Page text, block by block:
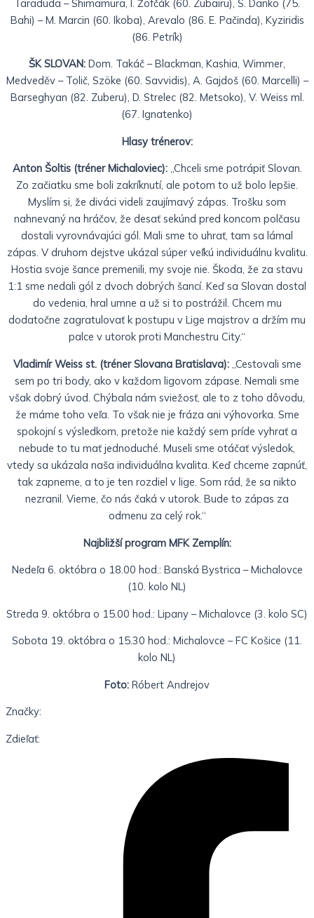
Taraduda – Shimamura, I. Žofčák (60. Zubairu), S. Danko (75.
Bahi) – M. Marcin (60. Ikoba), Arevalo (86. E. Pačinda), Kyziridis
(86. Petrík)
ŠK SLOVAN: Dom. Takáč – Blackman, Kashia, Wimmer,
Medveděv – Tolič, Szöke (60. Savvidis), A. Gajdoš (60. Marcelli) –
Barseghyan (82. Zuberu), D. Strelec (82. Metsoko), V. Weiss ml.
(67. Ignatenko)
Hlasy trénerov:
Anton Šoltis (tréner Michaloviec):„Chceli sme potrápiť Slovan.
Zo začiatku sme boli zakríknutí, ale potom to už bolo lepšie.
Myslím si, že diváci videli zaujímavý zápas. Trošku som
nahnevaný na hráčov, že desať sekúnd pred koncom polčasu
dostali vyrovnávajúci gól. Mali sme to uhrať, tam sa lámal
zápas. V druhom dejstve ukázal súper veľkú individuálnu kvalitu.
Hostia svoje šance premenili, my svoje nie. Škoda, že za stavu
1:1 sme nedali gól z dvoch dobrých šancí. Keď sa Slovan dostal
do vedenia, hral umne a už si to postrážil. Chcem mu
dodatočne zagratulovať k postupu v Lige majstrov a držím mu
palce v utorok proti Manchestru City.“
Vladimír Weiss st. (tréner Slovana Bratislava):„Cestovali sme
sem po tri body, ako v každom ligovom zápase. Nemali sme
však dobrý úvod. Chýbala nám sviežosť, ale to z toho dôvodu,
že máme toho veľa. To však nie je fráza ani výhovorka. Sme
spokojní s výsledkom, pretože nie každý sem príde vyhrať a
nebude to tu mať jednoduché. Museli sme otáčať výsledok,
vtedy sa ukázala naša individuálna kvalita. Keď chceme zapnúť,
tak zapneme, a to je ten rozdiel v lige. Som rád, že sa nikto
nezranil. Vieme, čo nás čaká v utorok. Bude to zápas za
odmenu za celý rok.“
Najbližší program MFK Zemplín:
Nedeľa 6. októbra o 18.00 hod.: Banská Bystrica – Michalovce
(10. kolo NL)
Streda 9. októbra o 15.00 hod.: Lipany – Michalovce (3. kolo SC)
Sobota 19. októbra o 15.30 hod.: Michalovce – FC Košice (11.
kolo NL)
Foto: Róbert Andrejov
Značky:
Zdieľať: